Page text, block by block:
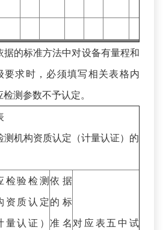
的标准方法中对设备有量程和
求时，必须填写相关表格内
测参数不予认定。
测机构资质认定（计量认证）的
检验检测
资质认定
量认证）
依据
的标
准名对应表五中试